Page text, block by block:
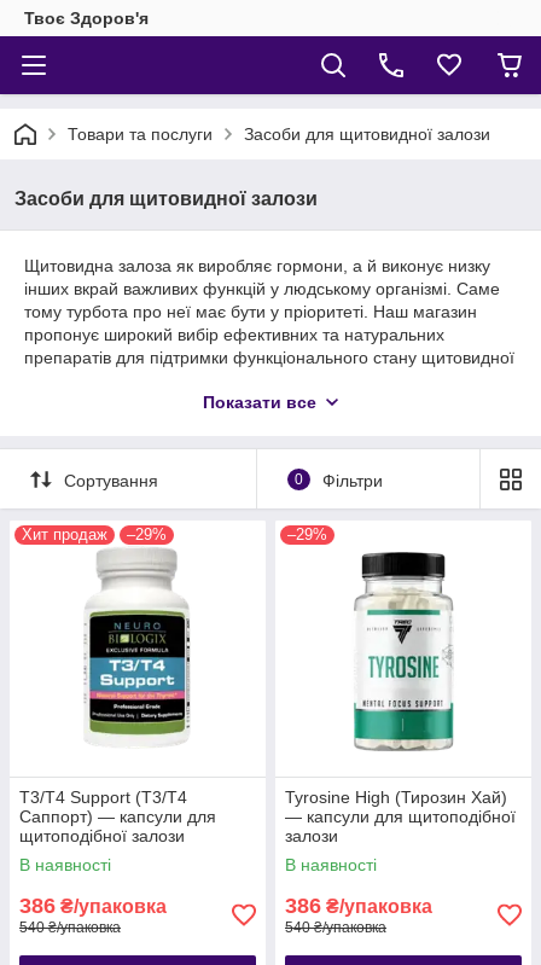
Твоє Здоров'я
Товари та послуги Засоби для щитовидної залози
Засоби для щитовидної залози
Щитовидна залоза як виробляє гормони, а й виконує низку
інших вкрай важливих функцій у людському організмі. Саме
тому турбота про неї має бути у пріоритеті. Наш магазин
пропонує широкий вибір ефективних та натуральних
препаратів для підтримки функціонального стану щитовидної
гормонів та нормалізації розміру органу.
Показати все
Сортування 0 Фільтри
Хит продаж –29%
T3/T4 Support (Т3/Т4
Саппорт) — капсули для
щитоподібної залози
В наявності
386 ₴/упаковка
540 ₴/упаковка
–29%
Tyrosine High (Тирозин Хай)
— капсули для щитоподібної
залози
В наявності
386 ₴/упаковка
540 ₴/упаковка